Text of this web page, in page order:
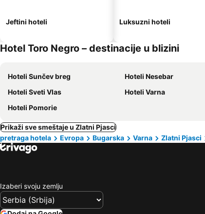
Jeftini hoteli Luksuzni hoteli
Hotel Toro Negro – destinacije u blizini
Hoteli Sunčev breg Hoteli Nesebar
Hoteli Sveti Vlas
Hoteli Varna
Hoteli Pomorie
Prikaži sve smeštaje u Zlatni Pjasci
pretraga hotela
Evropa Bugarska Varna Zlatni Pjasci
Izaberi svoju zemlju